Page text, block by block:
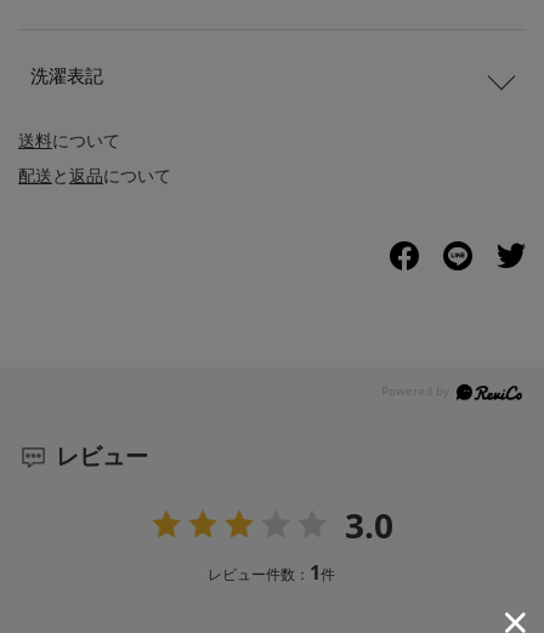
送料について
配送と返品について
洗濯表記
レビュー
3.0
レビュー件数： 1件